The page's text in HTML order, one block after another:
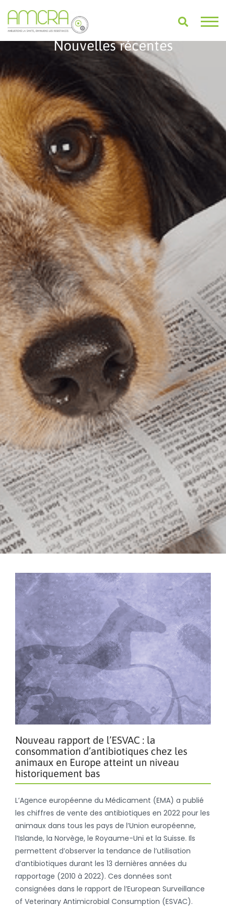
Nouvelles récentes
Nouveau rapport de l’ESVAC : la
consommation d’antibiotiques chez les
animaux en Europe atteint un niveau
historiquement bas
L’Agence européenne du Médicament (EMA) a publié
les chiffres de vente des antibiotiques en 2022 pour les
animaux dans tous les pays de l’Union européenne,
l’Islande, la Norvège, le Royaume-Uni et la Suisse. Ils
permettent d’observer la tendance de l’utilisation
d’antibiotiques durant les 13 dernières années du
rapportage (2010 à 2022). Ces données sont
consignées dans le rapport de l’European Surveillance
of Veterinary Antimicrobial Consumption (ESVAC).